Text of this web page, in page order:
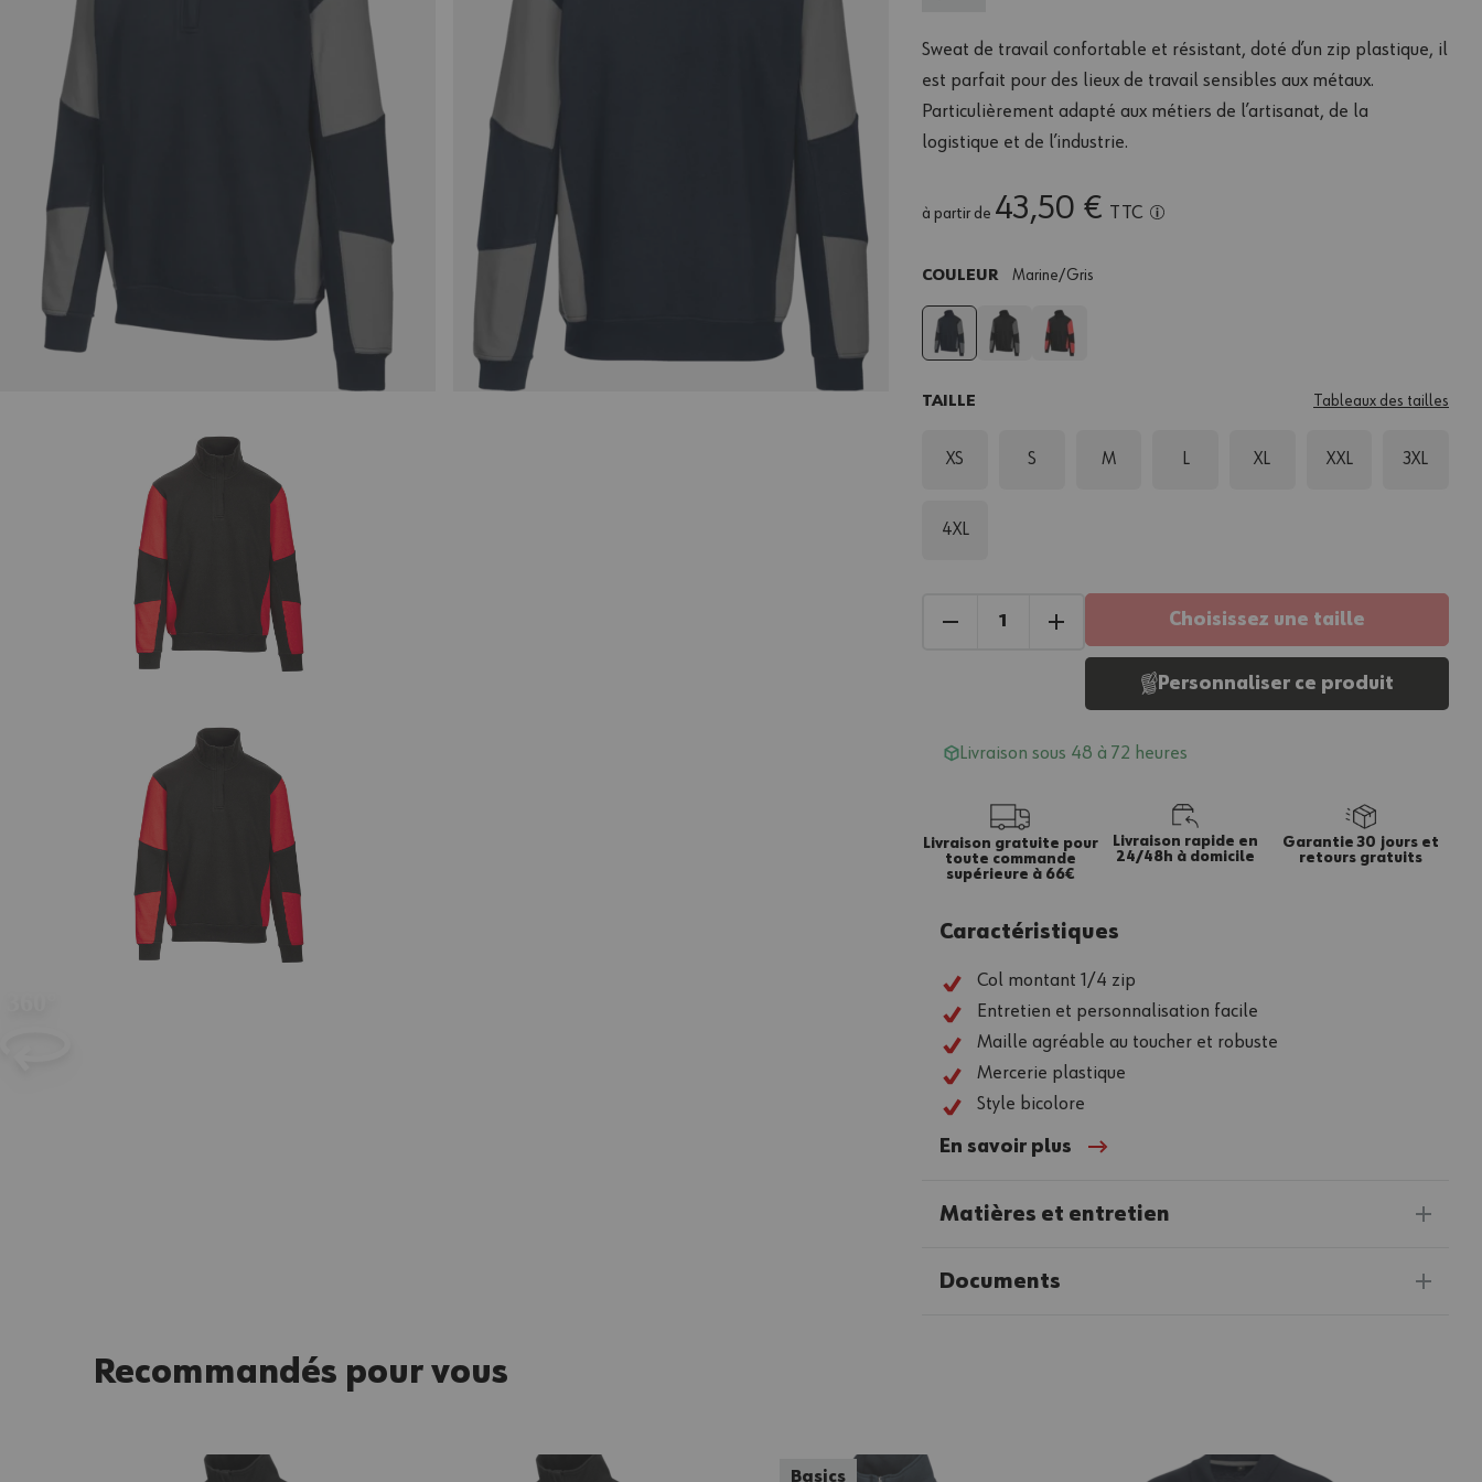
Sweat de travail confortable et résistant, doté d’un zip plastique, il
est parfait pour des lieux de travail sensibles aux métaux.
Particulièrement adapté aux métiers de l’artisanat, de la
logistique et de l’industrie.
à partir de 43,50 € TTC
COULEUR Marine/gris
TAILLE Tableaux des tailles
XS S M L XL XXL 3XL
4XL
Choisissez une taille
Personnaliser ce produit
Livraison sous 48 à 72 heures
Livraison gratuite pour
toute commande
supérieure à 66€
Livraison rapide en
24/48h à domicile
Garantie 30 jours et
retours gratuits
Caractéristiques
Col montant 1/4 zip
Entretien et personnalisation facile
Maille agréable au toucher et robuste
Mercerie plastique
Style bicolore
En savoir plus
Matières et entretien
Documents
Recommandés pour vous
Basics